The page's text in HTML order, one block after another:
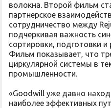
волокна. Второй фильм
партнерское
сотрудничество между
подчеркивая важность
сортировки, подготовки и
Фильм показывает, что
циркулярной системы в
промышленности.
«Goodwill уже давно
наиболее эффективных